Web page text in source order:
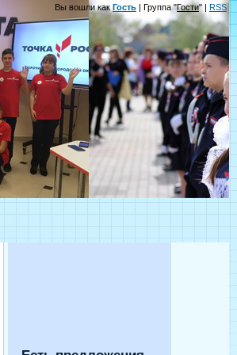
Вы вошли какГость | Группа "Гости" | RSS